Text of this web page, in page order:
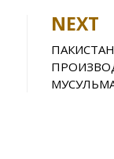
e
NEXT